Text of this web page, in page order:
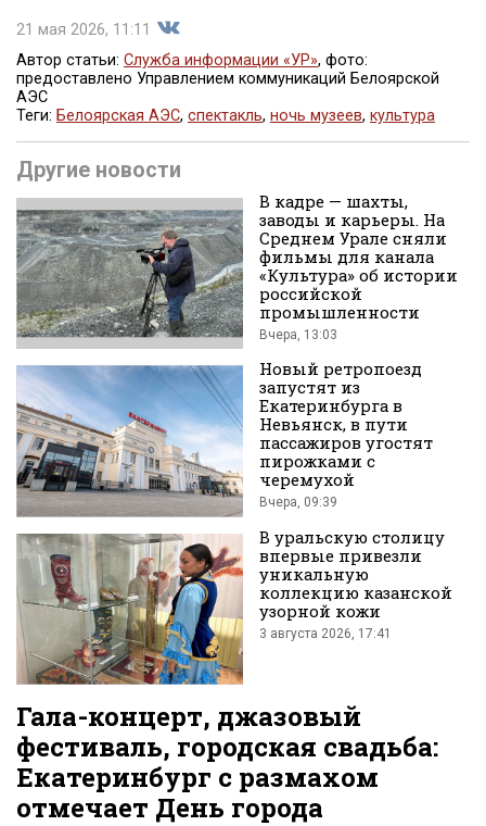
21 мая 2026, 11:11
Поделиться
во
Вконтакте
Автор статьи: Служба информации «УР», фото:
предоставлено Управлением коммуникаций Белоярской
АЭС
Теги: Белоярская АЭС, спектакль, ночь музеев, культура
Другие новости
В кадре — шахты,
заводы и карьеры. На
Среднем Урале сняли
фильмы для канала
«Культура» об истории
российской
промышленности
Вчера, 13:03
Новый ретропоезд
запустят из
Екатеринбурга в
Невьянск, в пути
пассажиров угостят
пирожками с
черемухой
Вчера, 09:39
В уральскую столицу
впервые привезли
уникальную
коллекцию казанской
узорной кожи
3 августа 2026, 17:41
Гала-концерт, джазовый
фестиваль, городская свадьба:
Екатеринбург с размахом
отмечает День города